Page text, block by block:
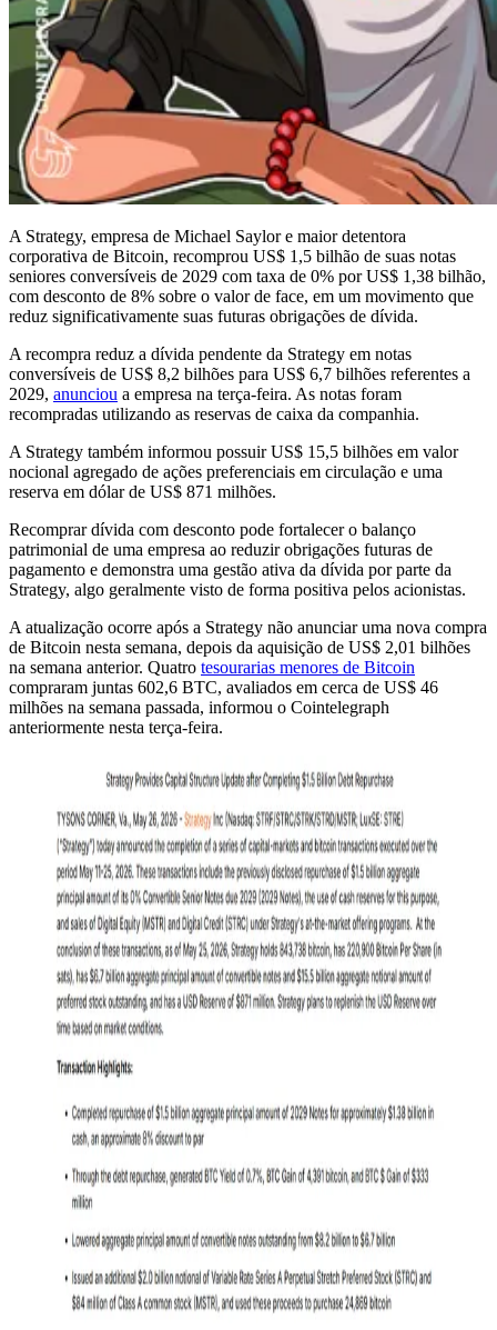
A Strategy, empresa de Michael Saylor e maior detentora
corporativa de Bitcoin, recomprou US$ 1,5 bilhão de suas notas
seniores conversíveis de 2029 com taxa de 0% por US$ 1,38 bilhão,
com desconto de 8% sobre o valor de face, em um movimento que
reduz significativamente suas futuras obrigações de dívida.
A recompra reduz a dívida pendente da Strategy em notas
conversíveis de US$ 8,2 bilhões para US$ 6,7 bilhões referentes a
2029, anunciou a empresa na terça-feira. As notas foram
recompradas utilizando as reservas de caixa da companhia.
A Strategy também informou possuir US$ 15,5 bilhões em valor
nocional agregado de ações preferenciais em circulação e uma
reserva em dólar de US$ 871 milhões.
Recomprar dívida com desconto pode fortalecer o balanço
patrimonial de uma empresa ao reduzir obrigações futuras de
pagamento e demonstra uma gestão ativa da dívida por parte da
Strategy, algo geralmente visto de forma positiva pelos acionistas.
A atualização ocorre após a Strategy não anunciar uma nova compra
de Bitcoin nesta semana, depois da aquisição de US$ 2,01 bilhões
na semana anterior. Quatro tesourarias menores de Bitcoin
compraram juntas 602,6 BTC, avaliados em cerca de US$ 46
milhões na semana passada, informou o Cointelegraph
anteriormente nesta terça-feira.